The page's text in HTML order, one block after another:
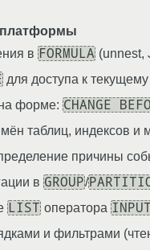
платформы
в FORMULA (unnest,
для доступа к
форме: CHANGE
таблиц, индексов и
причины
в GROUP/
LIST оператора INPUT
и фильтрами